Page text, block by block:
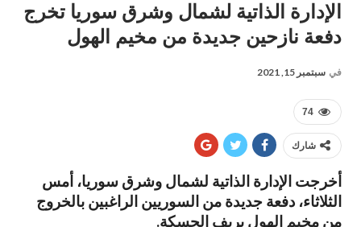
الإدارة الذاتية لشمال وشرق سوريا تخرج
دفعة نازحين جديدة من مخيم الهول
في سبتمبر 15, 2021
74
شارك
أخرجت الإدارة الذاتية لشمال وشرق سوريا، أمس
الثلاثاء، دفعة جديدة من السوريين الراغبين بالخروج
من مخيم الهول بريف الحسكة.